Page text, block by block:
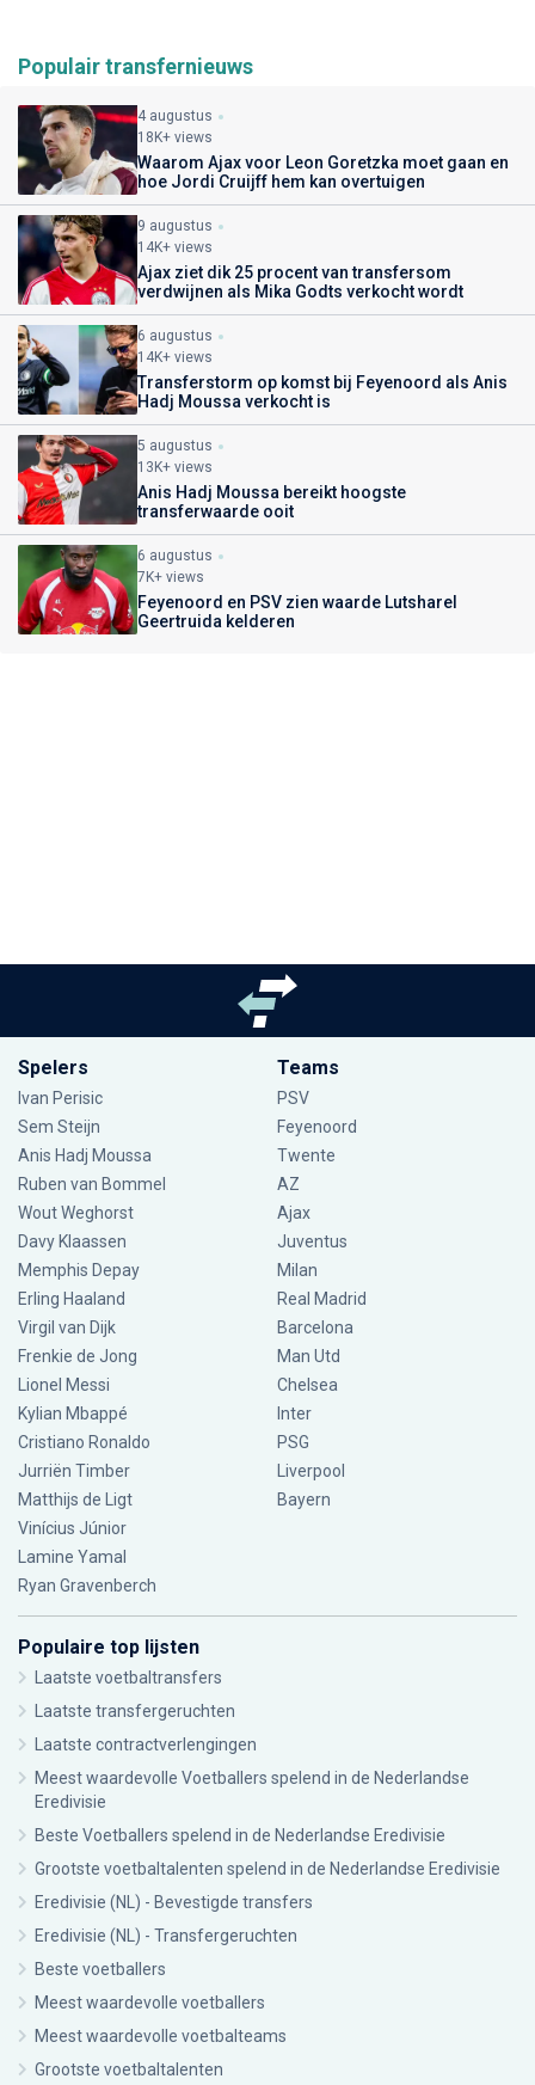
Populair transfernieuws
4 augustus
18K+ views
Waarom Ajax voor Leon Goretzka moet gaan en
hoe Jordi Cruijff hem kan overtuigen
9 augustus
14K+ views
Ajax ziet dik 25 procent van transfersom
verdwijnen als Mika Godts verkocht wordt
6 augustus
14K+ views
Transferstorm op komst bij Feyenoord als Anis
Hadj Moussa verkocht is
5 augustus
13K+ views
Anis Hadj Moussa bereikt hoogste
transferwaarde ooit
6 augustus
7K+ views
Feyenoord en PSV zien waarde Lutsharel
Geertruida kelderen
Spelers
Ivan Perisic
Sem Steijn
Anis Hadj Moussa
Ruben van Bommel
Wout Weghorst
Davy Klaassen
Memphis Depay
Erling Haaland
Virgil van Dijk
Frenkie de Jong
Lionel Messi
Kylian Mbappé
Cristiano Ronaldo
Jurriën Timber
Matthijs de Ligt
Vinícius Júnior
Lamine Yamal
Ryan Gravenberch
Teams
PSV
Feyenoord
Twente
AZ
Ajax
Juventus
Milan
Real Madrid
Barcelona
Man Utd
Chelsea
Inter
PSG
Liverpool
Bayern
Populaire top lijsten
Laatste voetbaltransfers
Laatste transfergeruchten
Laatste contractverlengingen
Meest waardevolle Voetballers spelend in de Nederlandse
Eredivisie
Beste Voetballers spelend in de Nederlandse Eredivisie
Grootste voetbaltalenten spelend in de Nederlandse Eredivisie
Eredivisie (NL) - Bevestigde transfers
Eredivisie (NL) - Transfergeruchten
Beste voetballers
Meest waardevolle voetballers
Meest waardevolle voetbalteams
Grootste voetbaltalenten